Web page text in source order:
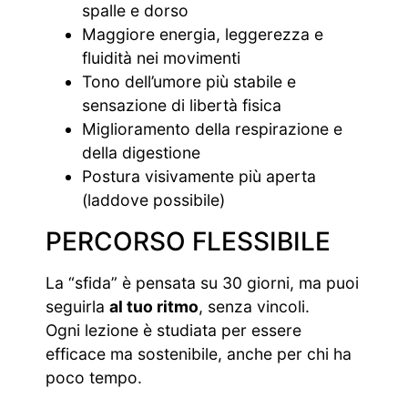
spalle e dorso
Maggiore energia, leggerezza e
fluidità nei movimenti
Tono dell’umore più stabile e
sensazione di libertà fisica
Miglioramento della respirazione e
della digestione
Postura visivamente più aperta
(laddove possibile)
PERCORSO FLESSIBILE
La “sfida” è pensata su 30 giorni, ma puoi
seguirla al tuo ritmo, senza vincoli.
Ogni lezione è studiata per essere
efficace ma sostenibile, anche per chi ha
poco tempo.